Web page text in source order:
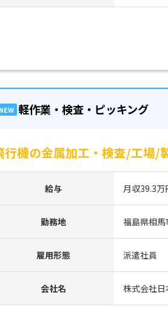
NEW 軽作業・検査・ピッキング
行機の金属加工・検査/工場/
給与 月収39.3万
勤務地 福島県相馬
雇用形態 派遣社員
会社名 株式会社